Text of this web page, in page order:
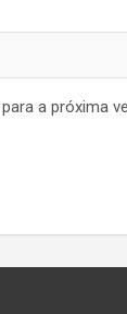
a próxima